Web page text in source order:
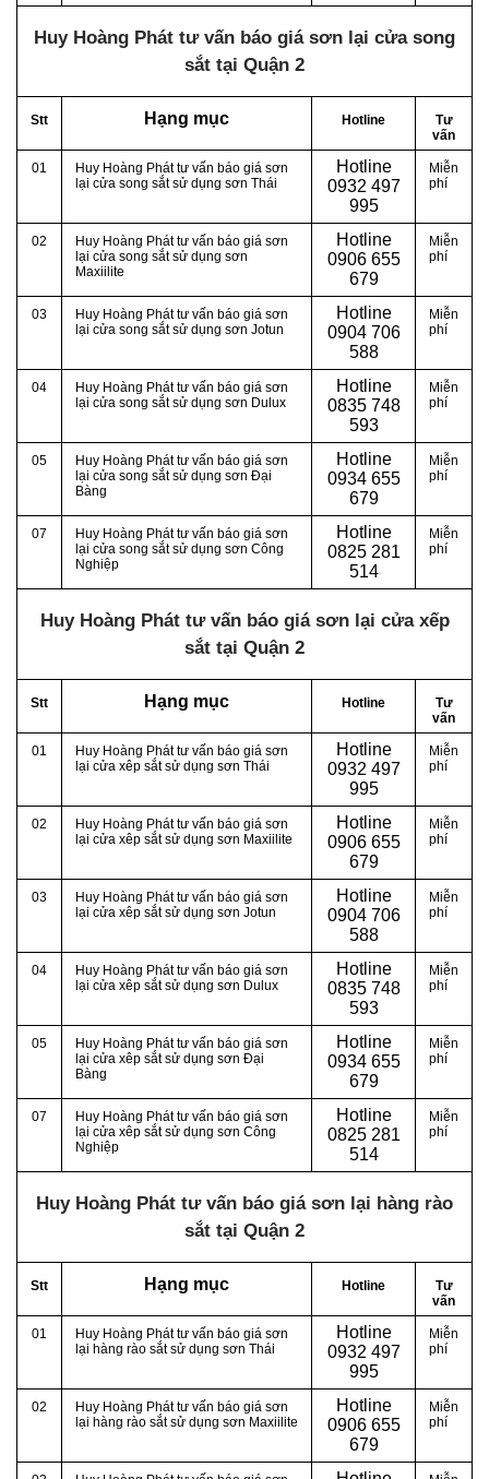
Huy Hoàng Phát tư vấn báo giá sơn lại cửa song
sắt tại Quận 2
Stt Hạng mục Hotline
Tư
vấn
01
Huy Hoàng Phát tư vấn báo giá sơn
lại cửa song sắt sử dụng sơn Thái
Hotline
0932 497
995
Miễn
phí
02
Huy Hoàng Phát tư vấn báo giá sơn
lại cửa song sắt sử dụng sơn
Maxiilite
Hotline
0906 655
679
Miễn
phí
03
Huy Hoàng Phát tư vấn báo giá sơn
lại cửa song sắt sử dụng sơn Jotun
Hotline
0904 706
588
Miễn
phí
04
Huy Hoàng Phát tư vấn báo giá sơn
lại cửa song sắt sử dụng sơn Dulux
Hotline
0835 748
593
Miễn
phí
05
Huy Hoàng Phát tư vấn báo giá sơn
lại cửa song sắt sử dụng sơn Đại
Bàng
Hotline
0934 655
679
Miễn
phí
07
Huy Hoàng Phát tư vấn báo giá sơn
lại cửa song sắt sử dụng sơn Công
Nghiệp
Hotline
0825 281
514
Miễn
phí
Huy Hoàng Phát tư vấn báo giá sơn lại cửa xếp
sắt tại Quận 2
Stt Hạng mục Hotline
Tư
vấn
01
Huy Hoàng Phát tư vấn báo giá sơn
lại cửa xêp sắt sử dụng sơn Thái
Hotline
0932 497
995
Miễn
phí
02
Huy Hoàng Phát tư vấn báo giá sơn
lại cửa xêp sắt sử dụng sơn Maxiilite
Hotline
0906 655
679
Miễn
phí
03
Huy Hoàng Phát tư vấn báo giá sơn
lại cửa xêp sắt sử dụng sơn Jotun
Hotline
0904 706
588
Miễn
phí
04
Huy Hoàng Phát tư vấn báo giá sơn
lại cửa xêp sắt sử dụng sơn Dulux
Hotline
0835 748
593
Miễn
phí
05
Huy Hoàng Phát tư vấn báo giá sơn
lại cửa xêp sắt sử dụng sơn Đại
Bàng
Hotline
0934 655
679
Miễn
phí
07
Huy Hoàng Phát tư vấn báo giá sơn
lại cửa xêp sắt sử dụng sơn Công
Nghiệp
Hotline
0825 281
514
Miễn
phí
Huy Hoàng Phát tư vấn báo giá sơn lại hàng rào
sắt tại Quận 2
Stt Hạng mục Hotline
Tư
vấn
01
Huy Hoàng Phát tư vấn báo giá sơn
lại hàng rào sắt sử dụng sơn Thái
Hotline
0932 497
995
Miễn
phí
02
Huy Hoàng Phát tư vấn báo giá sơn
lại hàng rào sắt sử dụng sơn Maxiilite
Hotline
0906 655
679
Miễn
phí